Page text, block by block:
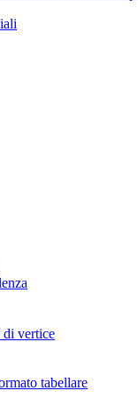
vertice
tabellare